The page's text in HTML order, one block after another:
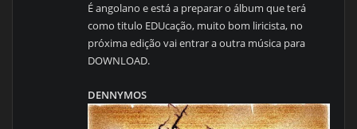
É angolano e está a preparar o álbum que terá
como titulo EDUcação, muito bom liricista, no
próxima edição vai entrar a outra música para
DOWNLOAD.
DENNYMOS